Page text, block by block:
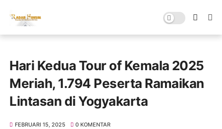
Hari Kedua Tour of Kemala 2025
Meriah, 1.794 Peserta Ramaikan
Lintasan di Yogyakarta
FEBRUARI 15, 2025 0 KOMENTAR